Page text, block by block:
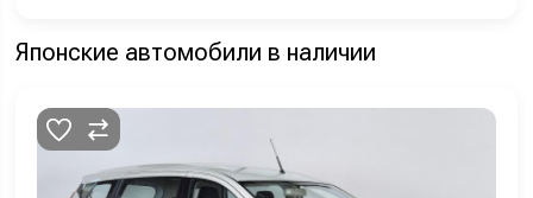
Японские автомобили в наличии